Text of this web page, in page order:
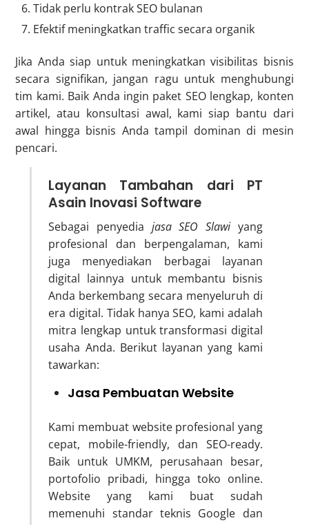
Tidak perlu kontrak SEO bulanan
Efektif meningkatkan traffic secara organik
Jika Anda siap untuk meningkatkan visibilitas bisnis
secara signifikan, jangan ragu untuk menghubungi
tim kami. Baik Anda ingin paket SEO lengkap, konten
artikel, atau konsultasi awal, kami siap bantu dari
awal hingga bisnis Anda tampil dominan di mesin
pencari.
Layanan Tambahan dari PT
Asain Inovasi Software
Sebagai penyedia jasa SEO Slawi yang
profesional dan berpengalaman, kami
juga menyediakan berbagai layanan
digital lainnya untuk membantu bisnis
Anda berkembang secara menyeluruh di
era digital. Tidak hanya SEO, kami adalah
mitra lengkap untuk transformasi digital
usaha Anda. Berikut layanan yang kami
tawarkan:
Jasa Pembuatan Website
Kami membuat website profesional yang
cepat, mobile-friendly, dan SEO-ready.
Baik untuk UMKM, perusahaan besar,
portofolio pribadi, hingga toko online.
Website yang kami buat sudah
memenuhi standar teknis Google dan